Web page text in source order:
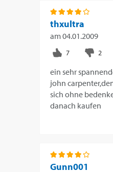
thxultra
am04.01.2009
ein sehr
john
sich ohne
danach kaufen
Gunn001